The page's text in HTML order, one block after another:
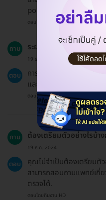
policy-hdmall.
ตอบโดยทีมงาน HD
ถาม ระยะเวลาของการตรวจโร
19 ธ.ค. 2024
ตอบ
การตรวจโรคเริมจะใช้เว
และผลตรวจจะใช้เวลาปร
ตอบโดยทีมงาน HD
ถาม ต้องเตรียมตัวอย่างไรบ้า
19 ธ.ค. 2024
ตอบ
คุณไม่จำเป็นต้องเตรียมตั
สามารถสอบถามแพทย์เกี่
ตรวจได้.
ตอบโดยทีมงาน HD